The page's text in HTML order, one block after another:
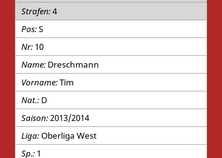
4
S
10
Dreschmann
Tim
D
2013/2014
Oberliga West
1